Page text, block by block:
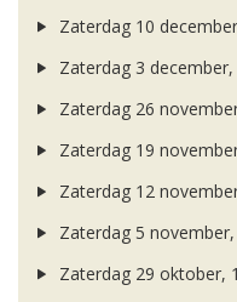
Zaterdag 10
Zaterdag 3
Zaterdag 26
Zaterdag 19
Zaterdag 12
Zaterdag 5
Zaterdag 29 oktober,